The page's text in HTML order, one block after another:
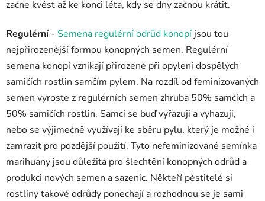
začne kvést až ke konci léta, kdy se dny začnou krátit.
Regulérní- Semena regulérní odrůd konopí jsou tou
nejpřirozenější formou konopných semen. Regulérní
semena konopí vznikají přirozeně při opylení dospělých
samičích rostlin samčím pylem. Na rozdíl od feminizovaných
semen vyroste z regulérních semen zhruba 50% samčích a
50% samičích rostlin. Samci se buď vyřazují a vyhazuji,
nebo se výjimečně využívají ke sběru pylu, který je možné i
zamrazit pro pozdější použití. Tyto nefeminizované semínka
marihuany jsou důležitá pro šlechtění konopných odrůd a
produkci nových semen a sazenic. Někteří pěstitelé si
rostliny takové odrůdy ponechají a rozhodnou se je sami